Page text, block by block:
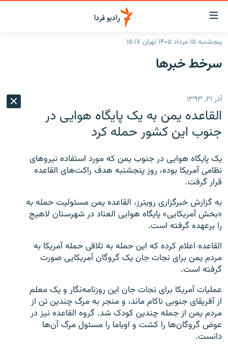
لینک‌های
قابلیت
دسترسی
بازگشت
اصلی
رفتن
صفحه
ایران
رادیو
انتخاب کنید و بشنوید
فرکانس‌ها
پادکست
گزارش‌های تصویری
گزارش‌های ویدئویی
زنان فردا
English
به ما بپیوندید
زبان‌های دیگر
پنجشنبه ۱۵ مرداد ۱۴۰۵ تهران ۱۵:۱۷
سرخط‌ خبرها
آذر ۲۱, ۱۳۹۳
القاعده یمن به یک پایگاه هوایی در
جنوب این کشور حمله کرد
یک پایگاه هوایی در جنوب یمن که مورد استفاده نیروهای
نظامی آمریکا بوده، روز پنجشنبه هدف راکت‌های القاعده
قرار گرفت.
به گزارش خبرگزاری رویترز، القاعده یمن مسئولیت حمله به
«بخش آمریکایی» پایگاه هوایی العناد در شهرستان لاهیج
را برعهده گرفته است.
القاعده اعلام کرده که این حمله به تلافی حمله آمریکا به
مردم یمن برای نجات جان یک گروگان آمریکایی صورت
گرفته است.
عملیات آمریکا برای نجات جان این روزنامه‌نگار و یک معلم
از آفریقای جنوبی ناکام ماند، و منجر به مرگ چندین تن از
مردم یمن از جمله چندین کودک شد. گروه القاعده نیز در
عوض گروگان‌ها را کشت و اوباما را مسئول مرگ آن‌ها
دانست.